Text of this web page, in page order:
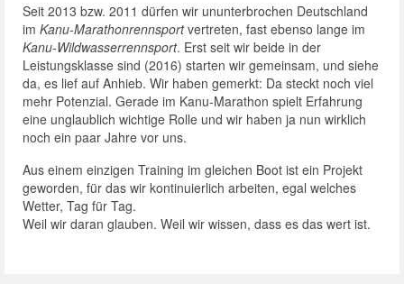
Seit 2013 bzw. 2011 dürfen wir ununterbrochen Deutschland
im Kanu-Marathonrennsportvertreten, fast ebenso lange im
Kanu-Wildwasserrennsport. Erst seit wir beide in der
Leistungsklasse sind (2016) starten wir gemeinsam, und siehe
da, es lief auf Anhieb. Wir haben gemerkt: Da steckt noch viel
mehr Potenzial. Gerade im Kanu-Marathon spielt Erfahrung
eine unglaublich wichtige Rolle und wir haben ja nun wirklich
noch ein paar Jahre vor uns.
Aus einem einzigen Training im gleichen Boot ist ein Projekt
geworden, für das wir kontinuierlich arbeiten, egal welches
Wetter, Tag für Tag.
Weil wir daran glauben. Weil wir wissen, dass es das wert ist.